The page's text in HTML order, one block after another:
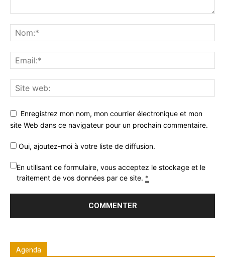
Enregistrez mon nom, mon courrier électronique et mon
site Web dans ce navigateur pour un prochain commentaire.
Oui, ajoutez-moi à votre liste de diffusion.
En utilisant ce formulaire, vous acceptez le stockage et le
traitement de vos données par ce site. *
Agenda